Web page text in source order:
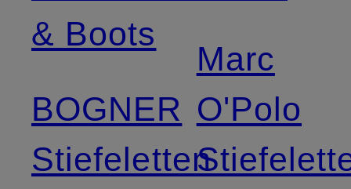
& Boots
BOGNER
Stiefeletten
Marc
O'Polo